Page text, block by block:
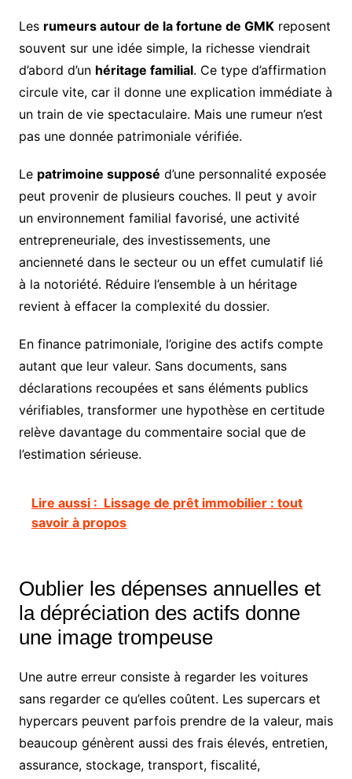
Les rumeurs autour de la fortune de GMKreposent
souvent sur une idée simple, la richesse viendrait
d’abord d’un héritage familial. Ce type d’affirmation
circule vite, car il donne une explication immédiate à
un train de vie spectaculaire. Mais une rumeur n’est
pas une donnée patrimoniale vérifiée.
Le patrimoine supposé d’une personnalité exposée
peut provenir de plusieurs couches. Il peut y avoir
un environnement familial favorisé, une activité
entrepreneuriale, des investissements, une
ancienneté dans le secteur ou un effet cumulatif lié
à la notoriété. Réduire l’ensemble à un héritage
revient à effacer la complexité du dossier.
En finance patrimoniale, l’origine des actifs compte
autant que leur valeur. Sans documents, sans
déclarations recoupées et sans éléments publics
vérifiables, transformer une hypothèse en certitude
relève davantage du commentaire social que de
l’estimation sérieuse.
Lire aussi : Lissage de prêt immobilier : tout
savoir à propos
Oublier les dépenses annuelles et
la dépréciation des actifs donne
une image trompeuse
Une autre erreur consiste à regarder les voitures
sans regarder ce qu’elles coûtent. Les supercars et
hypercars peuvent parfois prendre de la valeur, mais
beaucoup génèrent aussi des frais élevés, entretien,
assurance, stockage, transport, fiscalité,